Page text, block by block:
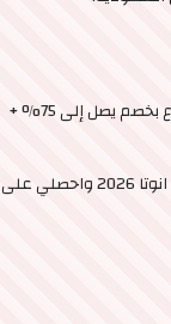
لا تفوِّتي العروض والتخفيضات التي يوفرها موقع انوتا للتسوق السعودية، واحرصي على تفعيل كود خصم انوتا 2026 الموجود حصرياً على موقع الكوبون، للاستمتاع بخصم يصل إلى 75% +
تمتعي بسياسة إرجاع واستبدال مرنة، وكوني على موعد مع الأناقة والجمال، واحصلي على أفضل المنتجات بأقل الأسعار. هل مازلت مترددة! استخدمي قسيمة شراء انوتا 2026 واحصلي على